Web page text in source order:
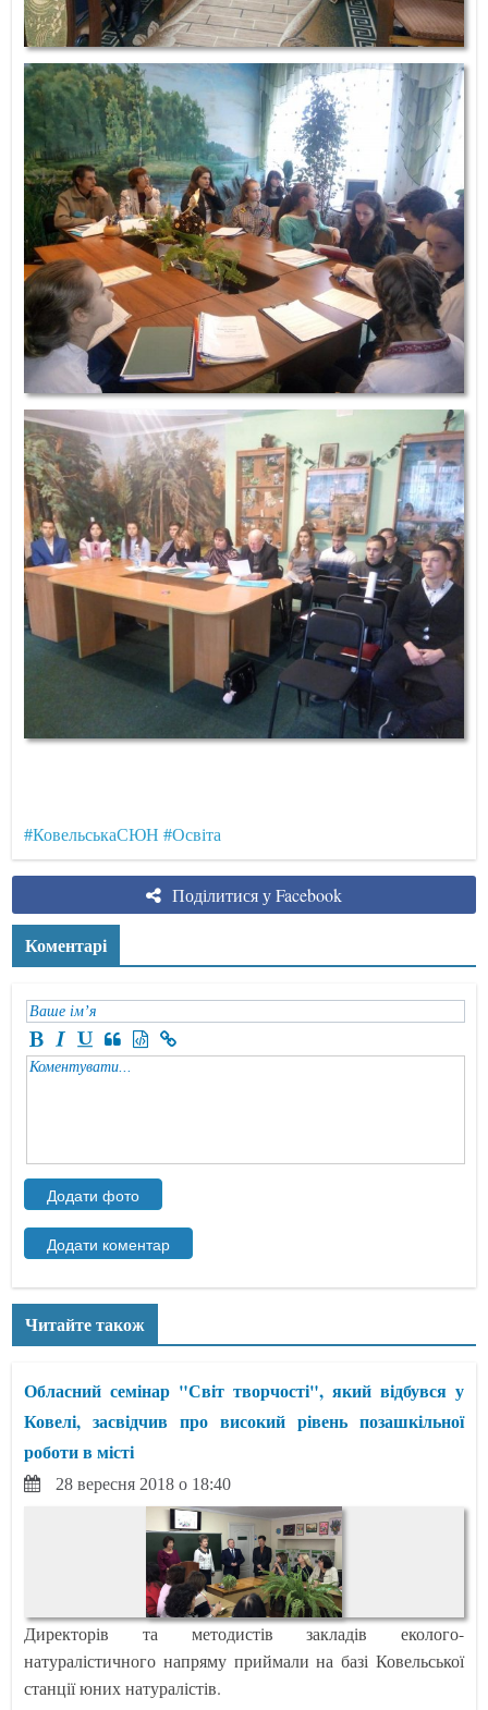
#КовельськаСЮН #Освіта
Поділитися у Facebook
Коментарі
Читайте також
Обласний семінар "Світ творчості", який відбувся у
Ковелі, засвідчив про високий рівень позашкільної
роботи в місті
28 вересня 2018 о 18:40
Директорів та методистів закладів еколого-
натуралістичного напряму приймали на базі Ковельської
станції юних натуралістів.